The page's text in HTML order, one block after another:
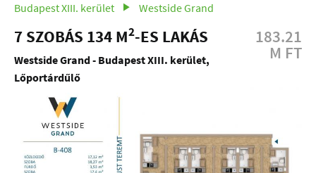
Budapest XIII. kerület
Westside Grand
7 SZOBÁS 134 M2-ES LAKÁS
Westside Grand - Budapest XIII. kerület,
Lőportárdűlő
183.21
M FT